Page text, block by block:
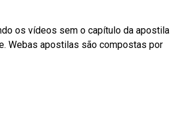
os vídeos sem o capítulo da apostila
Webas apostilas são compostas por